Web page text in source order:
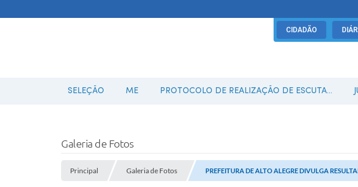
CIDADÃO
SELEÇÃO ME PROTOCOLO DE REALIZAÇÃO DE ESCUTA...
Galeria de Fotos
Principal Galeria de Fotos PREFEITURA DE ALTO ALEGRE DIVULGA